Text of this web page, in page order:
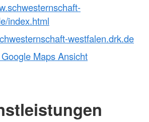
index.html
westfalen.drk.de
Maps Ansicht